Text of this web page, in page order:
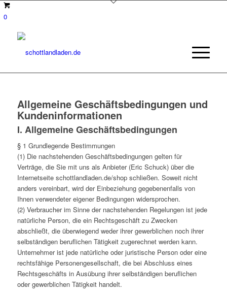
0
Allgemeine Geschäftsbedingungen und
Kundeninformationen
I. Allgemeine Geschäftsbedingungen
§ 1 Grundlegende Bestimmungen
(1) Die nachstehenden Geschäftsbedingungen gelten für
Verträge, die Sie mit uns als Anbieter (Eric Schuck) über die
Internetseite schottlandladen.de/shop schließen. Soweit nicht
anders vereinbart, wird der Einbeziehung gegebenenfalls von
Ihnen verwendeter eigener Bedingungen widersprochen.
(2) Verbraucher im Sinne der nachstehenden Regelungen ist jede
natürliche Person, die ein Rechtsgeschäft zu Zwecken
abschließt, die überwiegend weder ihrer gewerblichen noch ihrer
selbständigen beruflichen Tätigkeit zugerechnet werden kann.
Unternehmer ist jede natürliche oder juristische Person oder eine
rechtsfähige Personengesellschaft, die bei Abschluss eines
Rechtsgeschäfts in Ausübung ihrer selbständigen beruflichen
oder gewerblichen Tätigkeit handelt.